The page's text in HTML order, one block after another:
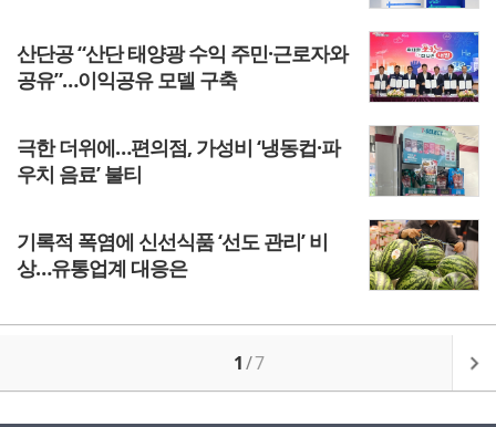
산단공 “산단 태양광 수익 주민·근로자와
공유”…이익공유 모델 구축
극한 더위에…편의점, 가성비 ‘냉동컵·파
우치 음료’ 불티
기록적 폭염에 신선식품 ‘선도 관리’ 비
상…유통업계 대응은
1/7